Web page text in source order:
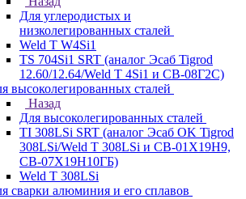
Для углеродистых и
низколегированных сталей
Weld T W4Si1
TS 704Si1 SRT (аналог Эсаб Tigrod
12.60/12.64/Weld T 4Si1 и СВ-08Г2С)
высоколегированных сталей
Назад
Для высоколегированных сталей
TI 308LSi SRT (аналог Эсаб OK Tigrod
308LSi/Weld T 308LSi и СВ-01Х19Н9,
СВ-07Х19Н10ГБ)
Weld T 308LSi
сварки алюминия и его сплавов